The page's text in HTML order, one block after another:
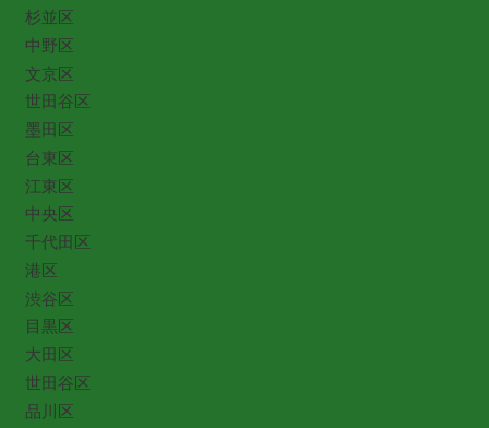
杉並区
中野区
文京区
世田谷区
墨田区
台東区
江東区
中央区
千代田区
港区
渋谷区
目黒区
大田区
世田谷区
品川区